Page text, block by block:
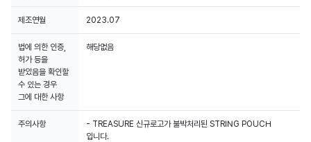
제조연월 2023.07
법에 의한 인증,
허가 등을
받았음을 확인할
수 있는 경우
그에 대한 사항
해당없음
주의사항
- TREASURE 신규로고가 불박처리된 STRING POUCH
입니다.